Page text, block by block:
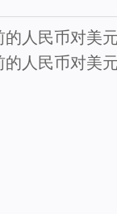
的人民币对美
人民币对美